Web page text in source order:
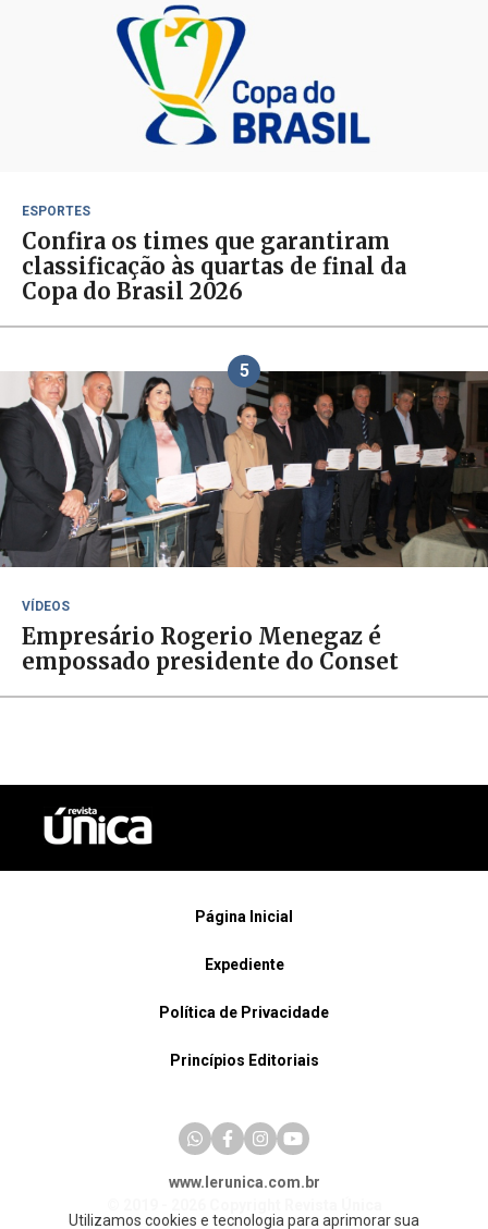
ESPORTES
Confira os times que garantiram
classificação às quartas de final da
Copa do Brasil 2026
5
VÍDEOS
Empresário Rogerio Menegaz é
empossado presidente do Conset
Página Inicial
Expediente
Política de Privacidade
Princípios Editoriais
www.lerunica.com.br
Utilizamos cookies e tecnologia para aprimorar sua